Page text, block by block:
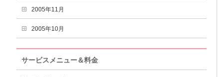
2005年11月
2005年10月
サービスメニュー＆料金